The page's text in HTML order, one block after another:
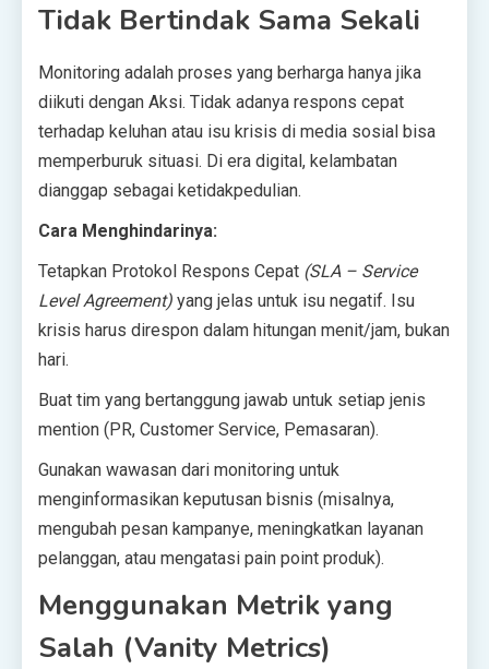
Tidak Bertindak Sama Sekali
Monitoring adalah proses yang berharga hanya jika
diikuti dengan Aksi. Tidak adanya respons cepat
terhadap keluhan atau isu krisis di media sosial bisa
memperburuk situasi. Di era digital, kelambatan
dianggap sebagai ketidakpedulian.
Cara Menghindarinya:
Tetapkan Protokol Respons Cepat (SLA – Service
Level Agreement) yang jelas untuk isu negatif. Isu
krisis harus direspon dalam hitungan menit/jam, bukan
hari.
Buat tim yang bertanggung jawab untuk setiap jenis
mention (PR, Customer Service, Pemasaran).
Gunakan wawasan dari monitoring untuk
menginformasikan keputusan bisnis (misalnya,
mengubah pesan kampanye, meningkatkan layanan
pelanggan, atau mengatasi pain point produk).
Menggunakan Metrik yang
Salah (Vanity Metrics)